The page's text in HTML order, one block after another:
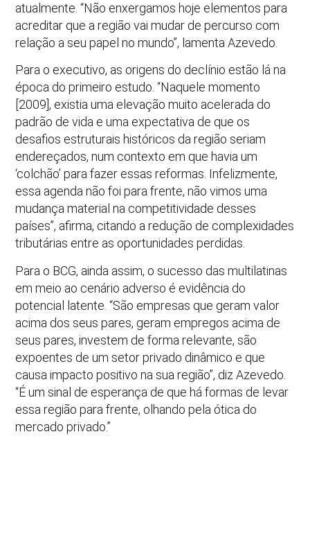
atualmente. “Não enxergamos hoje elementos para
acreditar que a região vai mudar de percurso com
relação a seu papel no mundo”, lamenta Azevedo.
Para o executivo, as origens do declínio estão lá na
época do primeiro estudo. “Naquele momento
[2009], existia uma elevação muito acelerada do
padrão de vida e uma expectativa de que os
desafios estruturais históricos da região seriam
endereçados, num contexto em que havia um
‘colchão’ para fazer essas reformas. Infelizmente,
essa agenda não foi para frente, não vimos uma
mudança material na competitividade desses
países”, afirma, citando a redução de complexidades
tributárias entre as oportunidades perdidas.
Para o BCG, ainda assim, o sucesso das multilatinas
em meio ao cenário adverso é evidência do
potencial latente. “São empresas que geram valor
acima dos seus pares, geram empregos acima de
seus pares, investem de forma relevante, são
expoentes de um setor privado dinâmico e que
causa impacto positivo na sua região”, diz Azevedo.
“É um sinal de esperança de que há formas de levar
essa região para frente, olhando pela ótica do
mercado privado.”